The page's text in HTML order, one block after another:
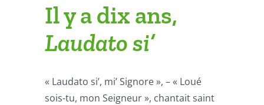
Il y a dix ans,
Laudato si’
« Laudato si’, mi’ Signore », – « Loué
sois-tu, mon Seigneur », chantait saint